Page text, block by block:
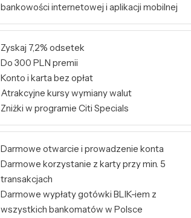
bankowości internetowej i aplikacji mobilnej
Zyskaj 7,2% odsetek
Do 300 PLN premii
Konto i karta bez opłat
Atrakcyjne kursy wymiany walut
Zniżki w programie Citi Specials
Darmowe otwarcie i prowadzenie konta
Darmowe korzystanie z karty przy min. 5
transakcjach
Darmowe wypłaty gotówki BLIK-iem z
wszystkich bankomatów w Polsce